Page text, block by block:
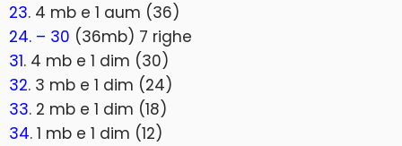
23. 4 mb e 1 aum (36)
24. – 30 (36mb) 7 righe
31. 4 mb e 1 dim (30)
32. 3 mb e 1 dim (24)
33. 2 mb e 1 dim (18)
34. 1 mb e 1 dim (12)